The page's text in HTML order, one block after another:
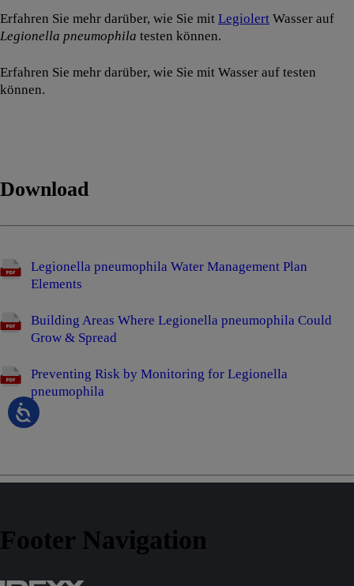
Erfahren Sie mehr darüber, wie Sie mit Legiolert Wasser auf
Legionella pneumophila testen können.
Erfahren Sie mehr darüber, wie Sie mit Wasser auf testen
können.
Download
Legionella pneumophila Water Management Plan
Elements
Building Areas Where Legionella pneumophila Could
Grow & Spread
Preventing Risk by Monitoring for Legionella
pneumophila
Footer Navigation